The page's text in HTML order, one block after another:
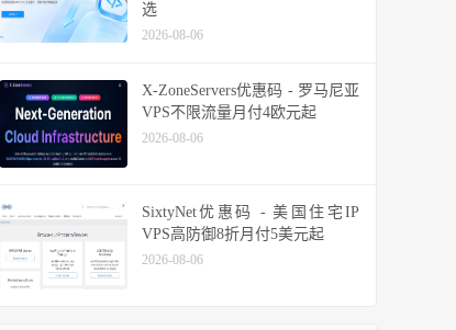
选
2026-08-06
X-ZoneServers优惠码 - 罗马尼亚
VPS不限流量月付4欧元起
2026-08-06
SixtyNet优惠码 - 美国住宅IP
VPS高防御8折月付5美元起
2026-08-06